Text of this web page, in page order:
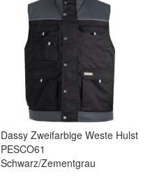
Dassy Zweifarbige Weste Hulst
PESCO61
Schwarz/Zementgrau